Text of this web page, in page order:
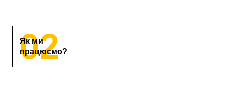
02
Як ми
працюємо?